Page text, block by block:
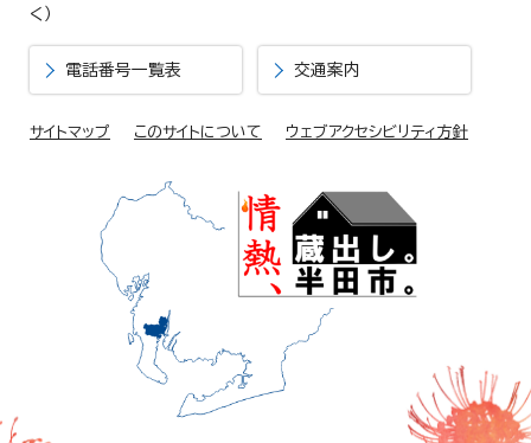
く）
電話番号一覧表 交通案内
サイトマップ このサイトについて ウェブアクセシビリティ方針